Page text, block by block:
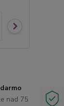
nad 75